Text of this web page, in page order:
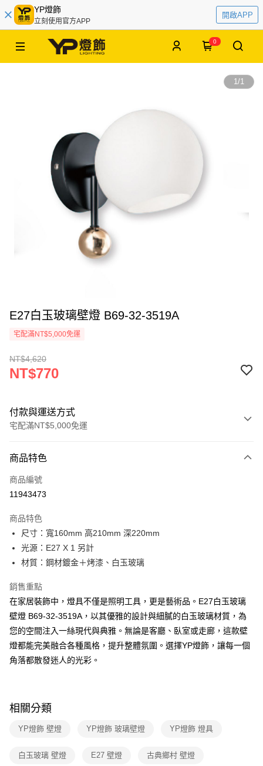
YP燈飾
立刻使用官方APP
開啟APP
0
1/1
E27白玉玻璃壁燈 B69-32-3519A
宅配滿NT$5,000免運
NT$4,620
NT$770
付款與運送方式
宅配滿NT$5,000免運
信用卡一次付款
LINE Pay
街口支付
悠遊付
全盈+PAY
AFTEE先享後付
相關說明
【關於「AFTEE先享後付」】
AFTEE先享後付是「在收到商品之後才付款」的支付方式。 讓您購物簡單
便利好安心！
１．於結帳方式選擇「AFTEE先享後付」後，將跳轉至「AFTEE先享後付」
２．訂單成立數日內，您將收到繳費通知簡訊。
３．收到繳費通知簡訊後14天內，點擊此簡訊中的連結，可透過四大超商／
新竹貨運宅配
商品特色
商品編號
11943473
商品特色
尺寸：寬160mm 高210mm 深220mm
光源：E27 X 1 另計
材質：鋼材鍍金＋烤漆、白玉玻璃
銷售重點
在家居裝飾中，燈具不僅是照明工具，更是藝術品。E27白玉玻璃
壁燈 B69-32-3519A，以其優雅的設計與細膩的白玉玻璃材質，為
您的空間注入一絲現代與典雅。無論是客廳、臥室或走廊，這款壁
燈都能完美融合各種風格，提升整體氛圍。選擇YP燈飾，讓每一個
角落都散發迷人的光彩。
相關分類
YP燈飾 壁燈 YP燈飾 玻璃壁燈 YP燈飾 燈具
白玉玻璃 壁燈 E27 壁燈 古典鄉村 壁燈